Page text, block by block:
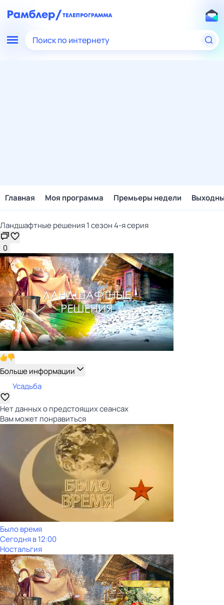
Поиск по интернету
Главная Моя программа Премьеры недели
Ландшафтные решения 1 сезон 4-я серия
0
Больше информации
Усадьба
Нет данных о предстоящих сеансах
Вам может понравиться
Было время
Сегодня в 12:00
Ностальгия